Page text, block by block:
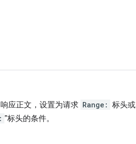
应正文，设置为请求 Range: 标头或
”标头的条件。